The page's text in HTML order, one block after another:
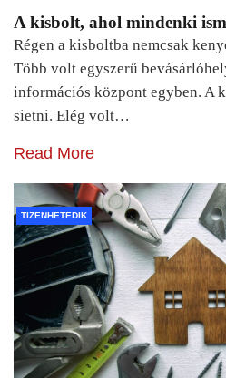
A kisbolt, ahol mindenki
Régen a kisboltba nemcsak
Több volt egyszerű
információs központ egyben. A
sietni. Elég volt…
Read More
TIZENHETEDIK